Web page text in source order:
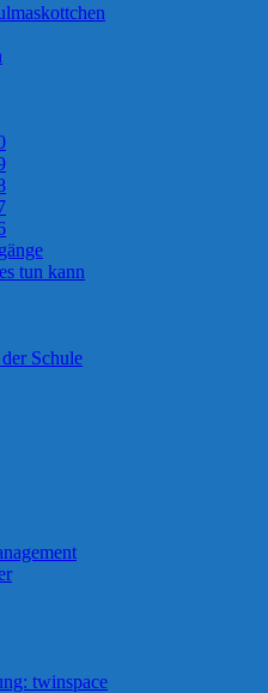
tun kann
Schule
twinspace